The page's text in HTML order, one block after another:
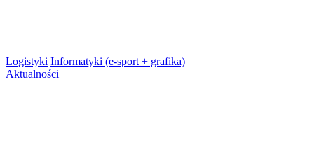
Logistyki Informatyki (e-sport + grafika)
Aktualności